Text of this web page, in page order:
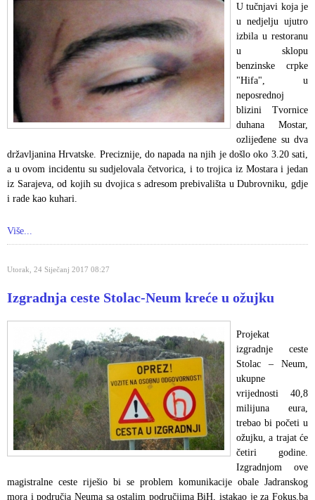
U tučnjavi koja je
u nedjelju ujutro
izbila u restoranu
u sklopu
benzinske crpke
"Hifa", u
neposrednoj
blizini Tvornice
duhana Mostar,
ozlijeđene su dva
državljanina Hrvatske. Preciznije, do napada na njih je došlo oko 3.20 sati,
a u ovom incidentu su sudjelovala četvorica, i to trojica iz Mostara i jedan
iz Sarajeva, od kojih su dvojica s adresom prebivališta u Dubrovniku, gdje
i rade kao kuhari.
Više...
Utorak, 24 Siječanj 2017 08:27
Izgradnja ceste Stolac-Neum kreće u ožujku
Projekat
izgradnje ceste
Stolac – Neum,
ukupne
vrijednosti 40,8
milijuna eura,
trebao bi početi u
ožujku, a trajat će
četiri godine.
Izgradnjom ove
magistralne ceste riješio bi se problem komunikacije obale Jadranskog
mora i područja Neuma sa ostalim područjima BiH, istakao je za Fokus.ba